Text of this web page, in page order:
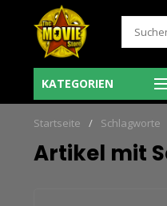
KATEGORIENMa-Vr voor
Startseite / Schlagworte
Artikel mit